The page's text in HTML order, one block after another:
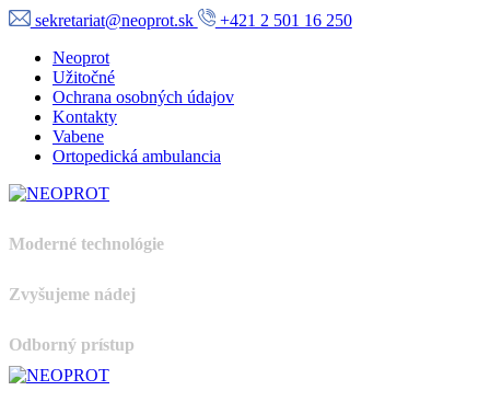
sekretariat@neoprot.sk
+421 2 501 16 250
Neoprot
Užitočné
Ochrana osobných údajov
Kontakty
Vabene
Ortopedická ambulancia
Moderné technológie
Zvyšujeme nádej
Odborný prístup